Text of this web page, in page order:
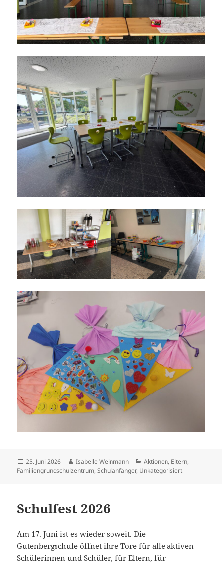
Veröffentlicht
am
25. Juni 2026 Autor
Isabelle Weinmann Kategorien
Aktionen, Eltern,
Familiengrundschulzentrum,Schulanfänger, Unkategorisiert
Schulfest 2026
Am 17. Juni ist es wieder soweit. Die
Gutenbergschule öffnet ihre Tore für alle aktiven
Schülerinnen und Schüler, für Eltern, für